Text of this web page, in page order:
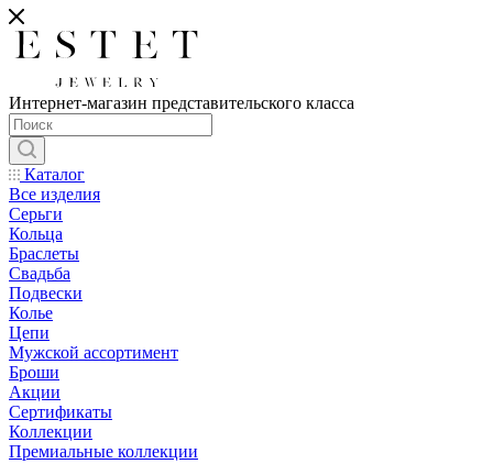
Интернет-магазин представительского класса
Каталог
Все изделия
Серьги
Кольца
Браслеты
Свадьба
Подвески
Колье
Цепи
Мужской ассортимент
Броши
Акции
Сертификаты
Коллекции
Премиальные коллекции